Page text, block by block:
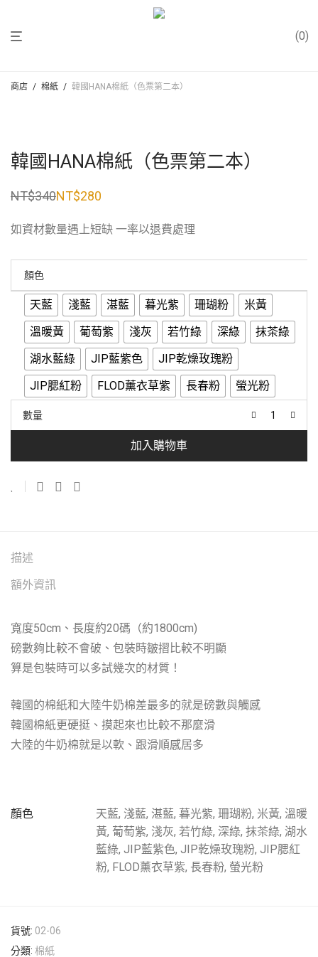
0
商店 / 棉紙 / 韓國HANA棉紙（色票第二本）
韓國HANA棉紙（色票第二本）
NT$340
原
格：
NT$280
目
格：
如資材數量遇上短缺 一率以退費處理
顏色
天藍 淺藍 湛藍 暮光紫 珊瑚粉
米黃
溫暖黃
葡萄紫 淺灰 若竹綠 深綠
抹茶綠
湖水藍綠
JIP藍紫色
JIP乾燥玫瑰粉
JIP腮紅粉
FLOD薰衣草紫 長春粉 螢光粉
數量
加入購物車
描述
額外資訊
寬度50cm、長度約20碼（約1800cm)
磅數夠比較不會破、包裝時皺摺比較不明顯
算是包裝時可以多試幾次的材質！
韓國的棉紙和大陸牛奶棉差最多的就是磅數與觸感
韓國棉紙更硬挺、摸起來也比較不那麼滑
大陸的牛奶棉就是以軟、跟滑順感居多
顏色
天藍, 淺藍, 湛藍, 暮光紫, 珊瑚粉, 米黃, 溫暖
黃, 葡萄紫, 淺灰, 若竹綠, 深綠, 抹茶綠, 湖水
藍綠, JIP藍紫色, JIP乾燥玫瑰粉, JIP腮紅
粉, FLOD薰衣草紫, 長春粉, 螢光粉
貨號: 02-06
分類: 棉紙